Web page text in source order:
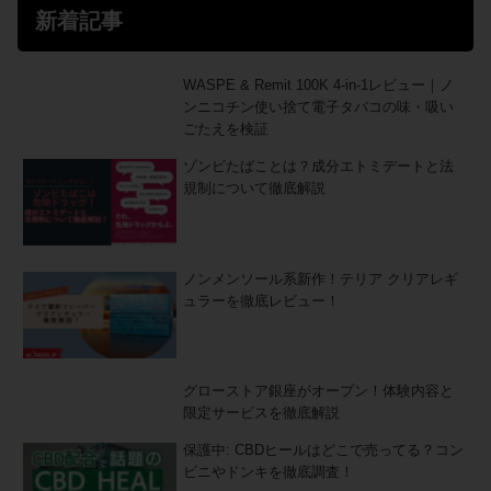
新着記事
WASPE & Remit 100K 4-in-1レビュー｜ノ
ンニコチン使い捨て電子タバコの味・吸い
ごたえを検証
ゾンビたばことは？成分エトミデートと法
規制について徹底解説
ノンメンソール系新作！テリア クリアレギ
ュラーを徹底レビュー！
グローストア銀座がオープン！体験内容と
限定サービスを徹底解説
保護中: CBDヒールはどこで売ってる？コン
ビニやドンキを徹底調査！